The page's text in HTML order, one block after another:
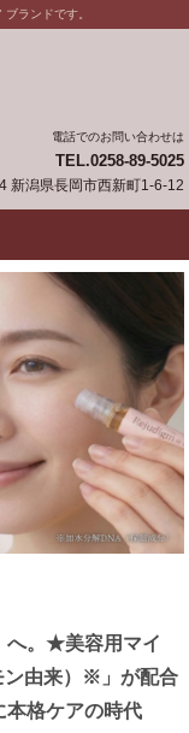
ランドです。
電話でのお問い合わせは
TEL.0258-89-5025
新潟県長岡市西新町1-6-12
へ。★美容用マイ
ン由来）※」が配合
本格ケアの時代